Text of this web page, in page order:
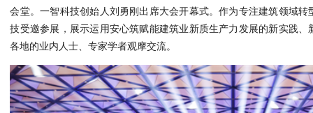
会堂。一智科技创始人刘勇刚出席大会开幕式。作为专注建筑领域
技受邀参展，展示运用安心筑赋能建筑业新质生产力发展的新实践
各地的业内人士、专家学者观摩交流。